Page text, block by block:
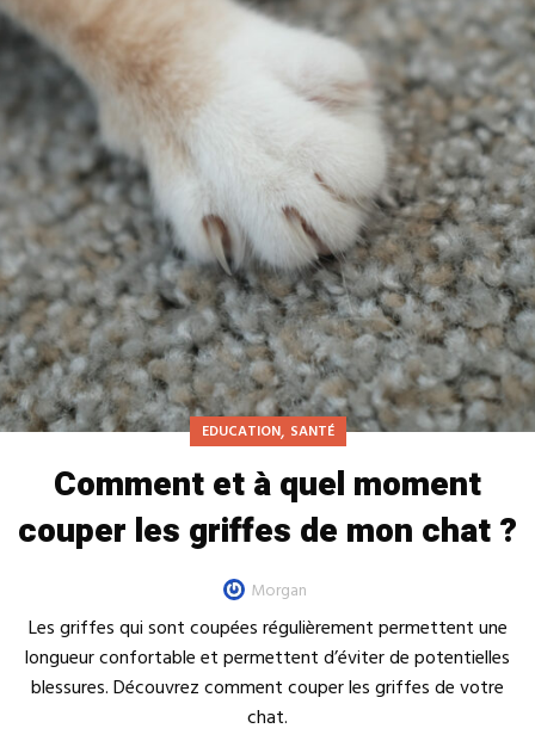
EDUCATION, SANTÉ
Comment et à quel moment
couper les griffes de mon chat ?
Morgan
Les griffes qui sont coupées régulièrement permettent une
longueur confortable et permettent d’éviter de potentielles
blessures. Découvrez comment couper les griffes de votre
chat.